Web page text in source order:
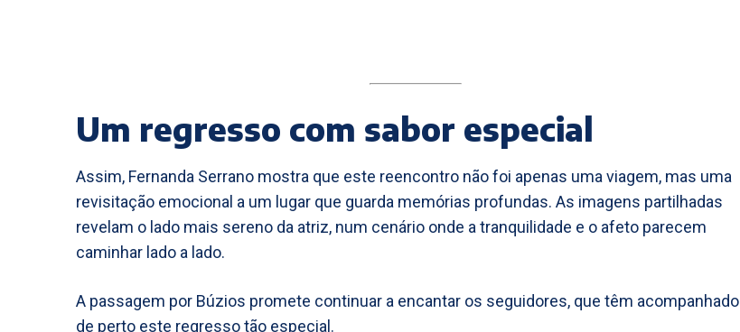
Um regresso com sabor especial
Assim, Fernanda Serrano mostra que este reencontro não foi apenas uma viagem, mas uma
revisitação emocional a um lugar que guarda memórias profundas. As imagens partilhadas
revelam o lado mais sereno da atriz, num cenário onde a tranquilidade e o afeto parecem
caminhar lado a lado.
A passagem por Búzios promete continuar a encantar os seguidores, que têm acompanhado
de perto este regresso tão especial.